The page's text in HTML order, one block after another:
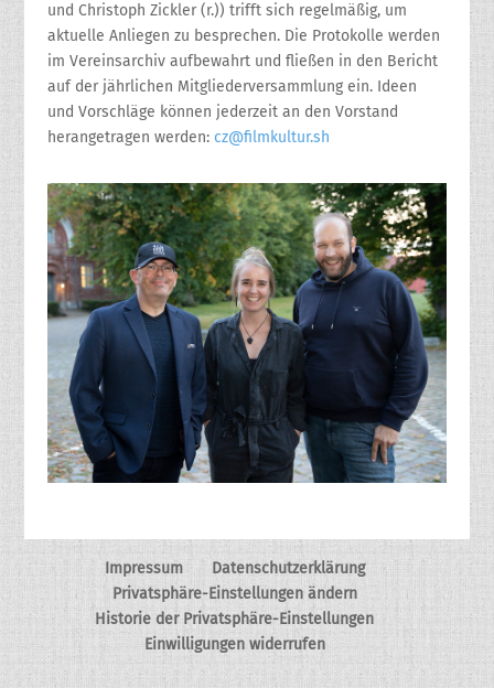
und Christoph Zickler (r.)) trifft sich regelmäßig, um
aktuelle Anliegen zu besprechen. Die Protokolle werden
im Vereinsarchiv aufbewahrt und fließen in den Bericht
auf der jährlichen Mitgliederversammlung ein. Ideen
und Vorschläge können jederzeit an den Vorstand
herangetragen werden: cz@filmkultur.sh
Impressum
Datenschutzerklärung
Privatsphäre-Einstellungen ändern
Historie der Privatsphäre-Einstellungen
Einwilligungen widerrufen